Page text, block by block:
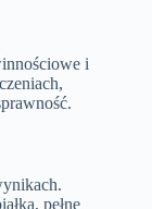
i
pełne